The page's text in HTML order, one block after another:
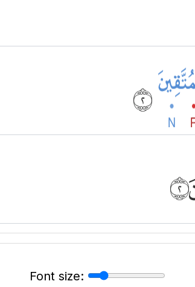
Font size: